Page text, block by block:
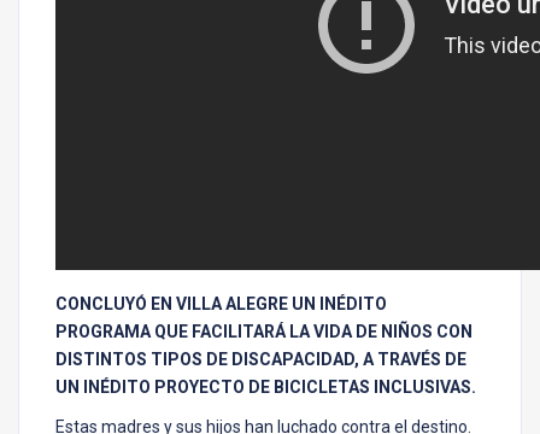
CONCLUYÓ EN VILLA ALEGRE UN INÉDITO
PROGRAMA QUE FACILITARÁ LA VIDA DE NIÑOS CON
DISTINTOS TIPOS DE DISCAPACIDAD, A TRAVÉS DE
UN INÉDITO PROYECTO DE BICICLETAS INCLUSIVAS.
Estas madres y sus hijos han luchado contra el destino.